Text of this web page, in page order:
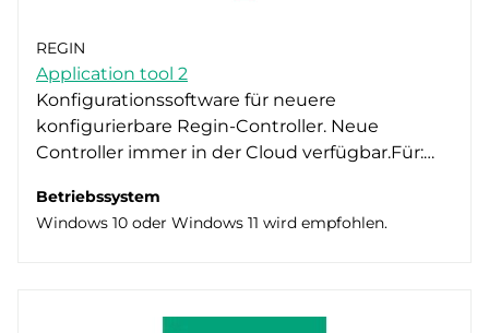
REGIN
Application tool 2
Konfigurationssoftware für neuere
konfigurierbare Regin-Controller. Neue
Controller immer in der Cloud verfügbar.Für:…
Betriebssystem
Windows 10 oder Windows 11 wird empfohlen.